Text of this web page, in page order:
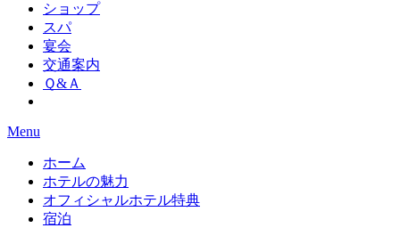
ショップ
スパ
宴会
交通案内
Ｑ&Ａ
Menu
ホーム
ホテルの魅力
オフィシャルホテル特典
宿泊